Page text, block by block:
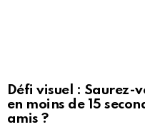
Défi visuel : Saurez-
en moins de 15
amis ?